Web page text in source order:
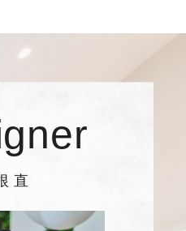
直